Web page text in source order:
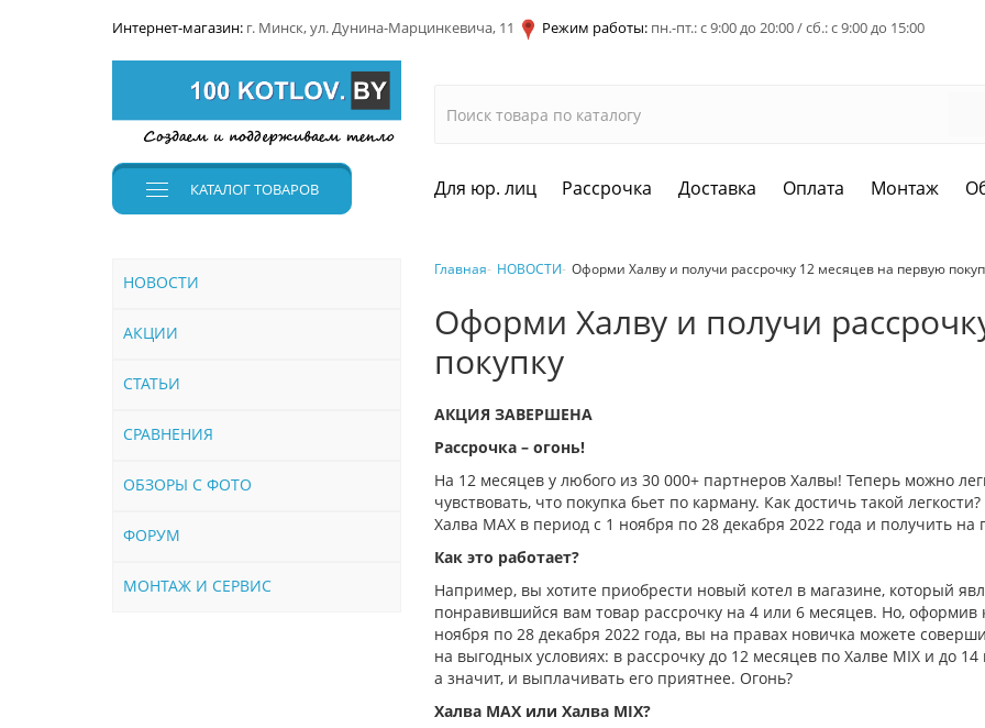
Интернет-магазин: г. Минск, ул. Дунина-Марцинкевича, 11 Режим работы: пн.-пт.: с 9:00 до 20:00 / сб.: с 9:00 до 15:00
КАТАЛОГТОВАРОВ Для юр. лиц Рассрочка Доставка Оплата Монтаж
НОВОСТИ
АКЦИИ
СТАТЬИ
СРАВНЕНИЯ
ОБЗОРЫ С ФОТО
ФОРУМ
МОНТАЖ И СЕРВИС
Главная НОВОСТИ Оформи Халву и получи рассрочку 12 месяцев на первую
Оформи Халву и получи
покупку
АКЦИЯ ЗАВЕРШЕНА
Рассрочка – огонь!
На 12 месяцев у любого из 30 000+ партнеров Халвы! Теперь можно
чувствовать, что покупка бьет по карману. Как достичь такой
Халва MAX в период с 1 ноября по 28 декабря 2022 года и получить
Как это работает?
Например, вы хотите приобрести новый котел в магазине, который
понравившийся вам товар рассрочку на 4 или 6 месяцев. Но, оформив
ноября по 28 декабря 2022 года, вы на правах новичка можете
на выгодных условиях: в рассрочку до 12 месяцев по Халве MIX и до
а значит, и выплачивать его приятнее. Огонь?
Халва MAХ или Халва MIX?